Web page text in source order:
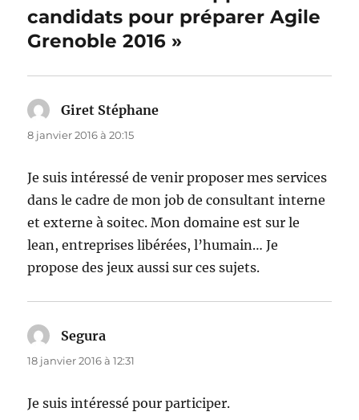
candidats pour préparer Agile
Grenoble 2016 »
Giret Stéphane
8 janvier 2016 à 20:15
Je suis intéressé de venir proposer mes services
dans le cadre de mon job de consultant interne
et externe à soitec. Mon domaine est sur le
lean, entreprises libérées, l’humain… Je
propose des jeux aussi sur ces sujets.
Segura
18 janvier 2016 à 12:31
Je suis intéressé pour participer.